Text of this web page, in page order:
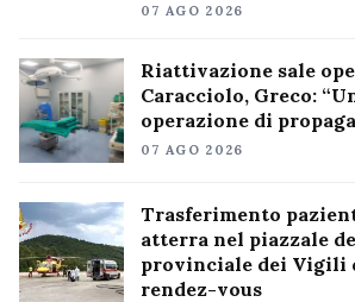
07 AGO 2026
Riattivazione sale
Caracciolo, Greco:
operazione di
07 AGO 2026
Trasferimento
atterra nel piazzale
provinciale dei Vigili
rendez-vous